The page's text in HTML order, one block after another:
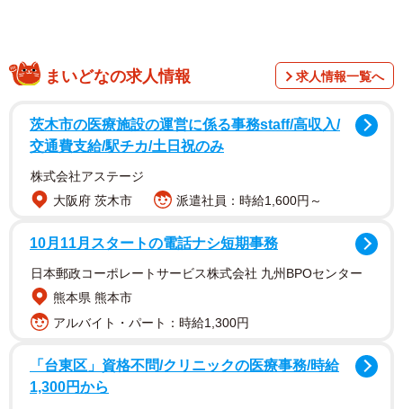
ビフォー写真／神宮寺さん（@jisyo_jinguji）提供
まいどなの求人情報 求人情報一覧へ
茨木市の医療施設の運営に係る事務staff/高収入/
交通費支給/駅チカ/土日祝のみ
株式会社アステージ
大阪府 茨木市
派遣社員：時給1,600円～
10月11月スタートの電話ナシ短期事務
日本郵政コーポレートサービス株式会社 九州BPOセンター
熊本県 熊本市
アルバイト・パート：時給1,300円
「台東区」資格不問/クリニックの医療事務/時給
1,300円から